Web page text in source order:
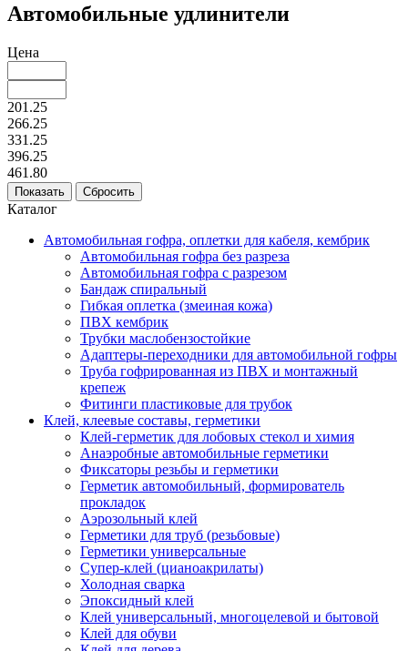
Автомобильные удлинители
Цена
201.25
266.25
331.25
396.25
461.80
Каталог
Автомобильная гофра, оплетки для кабеля, кембрик
Автомобильная гофра без разреза
Автомобильная гофра с разрезом
Бандаж спиральный
Гибкая оплетка (змеиная кожа)
ПВХ кембрик
Трубки маслобензостойкие
Адаптеры-переходники для автомобильной гофры
Труба гофрированная из ПВХ и монтажный
крепеж
Фитинги пластиковые для трубок
Клей, клеевые составы, герметики
Клей-герметик для лобовых стекол и химия
Анаэробные автомобильные герметики
Фиксаторы резьбы и герметики
Герметик автомобильный, формирователь
прокладок
Аэрозольный клей
Герметики для труб (резьбовые)
Герметики универсальные
Супер-клей (цианоакрилаты)
Холодная сварка
Эпоксидный клей
Клей универсальный, многоцелевой и бытовой
Клей для обуви